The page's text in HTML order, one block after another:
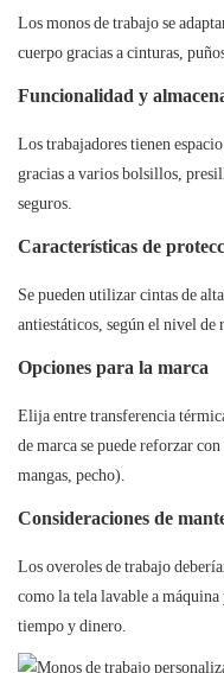
Los monos de trabajo se
cuerpo gracias a cinturas,
Funcionalidad y
Los trabajadores tienen
gracias a varios bolsillos,
seguros.
Características de
Se pueden utilizar cintas de
antiestáticos, según el nivel de
Opciones para la marca
Elija entre transferencia
de marca se puede reforzar
mangas, pecho).
Consideraciones de
Los overoles de trabajo
como la tela lavable a
tiempo y dinero.